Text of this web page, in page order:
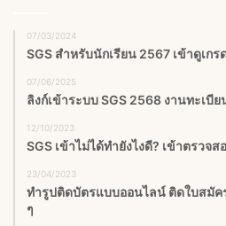
07/03/2024
SGS สําหรับนักเรียน 2567 เข้าดูเกร
07/06/2025
ลิงก์เข้าระบบ SGS 2568 งานทะเบี
12/10/2023
SGS เข้าไม่ได้ทำยังไงดี? เข้าตรวจ
23/04/2023
ทำรูปติดบัตรแบบออนไลน์ ติดใบสมัค
ๆ